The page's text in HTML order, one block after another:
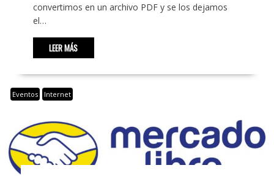
convertimos en un archivo PDF y se los dejamos
el…
LEER MÁS
Eventos Internet